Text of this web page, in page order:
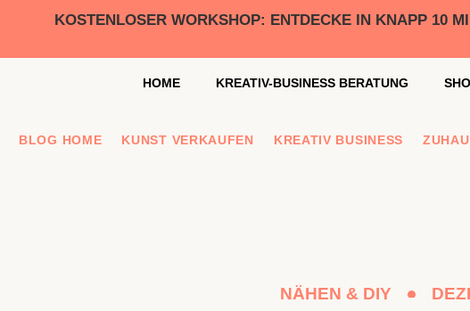
KOSTENLOSER WORKSHOP: ENTDECKE IN KNAPP 10
HOME KREATIV-BUSINESS BERATUNG
BLOG HOME KUNST VERKAUFEN KREATIV BUSINESS
NÄHEN & DIY